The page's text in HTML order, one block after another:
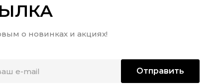
о новинках и акциях!
Отправить